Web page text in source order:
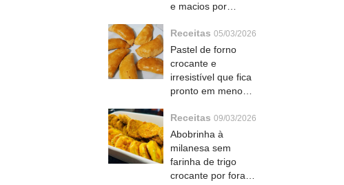
e macios por
mundo pede bis
Receitas 05/03/2026
Pastel de forno
crocante e
irresistível que fica
pronto em menos
recheio que derrete
na boca
Receitas 09/03/2026
Abobrinha à
milanesa sem
farinha de trigo
crocante por fora e